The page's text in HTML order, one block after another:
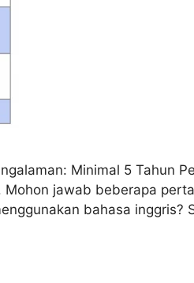
Minimal 5 Tahun
jawab beberapa
bahasa inggris?